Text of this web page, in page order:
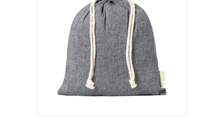
Questo
prodotto
ha
più
varianti.
opzioni